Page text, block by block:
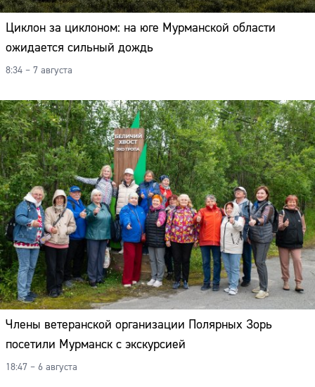
Циклон за циклоном: на юге Мурманской области
ожидается сильный дождь
8:34 – 7 августа
Члены ветеранской организации Полярных Зорь
посетили Мурманск с экскурсией
18:47 – 6 августа